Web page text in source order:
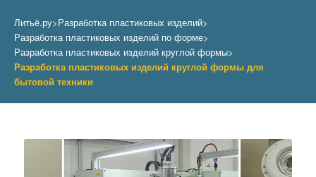
Литьё.ру>Разработка пластиковых изделий>
Разработка пластиковых изделий по форме>
Разработка пластиковых изделий круглой формы>
Разработка пластиковых изделий круглой формы для
бытовой техники